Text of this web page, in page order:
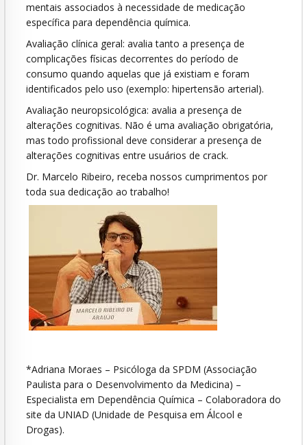
mentais associados à necessidade de medicação
específica para dependência química.
Avaliação clínica geral: avalia tanto a presença de
complicações físicas decorrentes do período de
consumo quando aquelas que já existiam e foram
identificados pelo uso (exemplo: hipertensão arterial).
Avaliação neuropsicológica: avalia a presença de
alterações cognitivas. Não é uma avaliação obrigatória,
mas todo profissional deve considerar a presença de
alterações cognitivas entre usuários de crack.
Dr. Marcelo Ribeiro, receba nossos cumprimentos por
toda sua dedicação ao trabalho!
*Adriana Moraes – Psicóloga da SPDM (Associação
Paulista para o Desenvolvimento da Medicina) –
Especialista em Dependência Química – Colaboradora do
site da UNIAD (Unidade de Pesquisa em Álcool e
Drogas).